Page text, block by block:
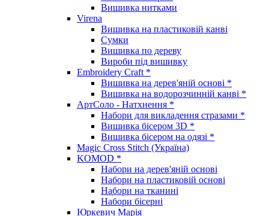
Вишивка нитками
Virena
Вишивка на пластиковій канві
Сумки
Вишивка по дереву
Вироби під вишивку
Embroidery Craft *
Вишивка на дерев'яній основі *
Вишивка на водорозчинній канві *
АртСоло - Натхнення *
Набори для викладення стразами *
Вишивка бісером 3D *
Вишивка бісером на одязі *
Magic Cross Stitch (Україна)
KOMOD *
Набори на дерев'яній основі
Набори на пластиковій основі
Набори на тканині
Набори бісерні
Юркевич Марія